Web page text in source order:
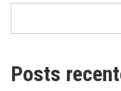
Posts